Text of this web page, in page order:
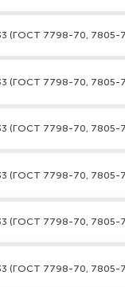
(ГОСТ 7798-70, 7805-
(ГОСТ 7798-70, 7805-
(ГОСТ 7798-70, 7805-
(ГОСТ 7798-70, 7805-
(ГОСТ 7798-70, 7805-
(ГОСТ 7798-70, 7805-